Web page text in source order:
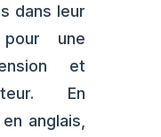
dans leur
pour une
et
En
anglais,